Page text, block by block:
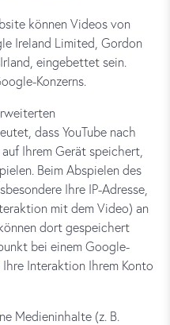
können Videos von
Ireland Limited, Gordon
eingebettet sein.
Konzerns.
dass YouTube nach
Ihrem Gerät speichert,
Beim Abspielen des
Ihre IP-Adresse,
mit dem Video) an
dort gespeichert
bei einem Google-
Interaktion Ihrem Konto
Medieninhalte (z. B.